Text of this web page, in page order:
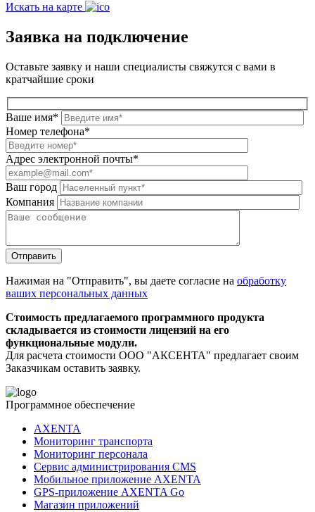
Искать на карте
Заявка на подключение
Оставьте заявку и наши специалисты свяжутся с вами в
кратчайшие сроки
Ваше имя*
Номер телефона*
Адрес электронной почты*
Ваш город
Компания
Нажимая на "Отправить", вы даете согласие на обработку
ваших персональных данных
Стоимость предлагаемого программного продукта
складывается из стоимости лицензий на его
функциональные модули.
Для расчета стоимости ООО "АКСЕНТА" предлагает своим
Заказчикам оставить заявку.
Программное обеспечение
AXENTA
Мониторинг транспорта
Мониторинг персонала
Сервис администрирования CMS
Мобильное приложение AXENTA
GPS-приложение AXENTA Go
Магазин приложений